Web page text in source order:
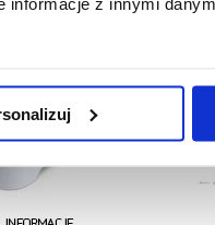
1501S Stojak do
DOBE